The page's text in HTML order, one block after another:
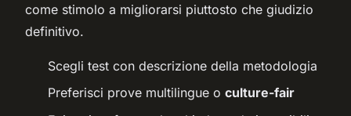
come stimolo a migliorarsi piuttosto che giudizio
definitivo.
Scegli test con descrizione della metodologia
Preferisci prove multilingue o culture-fair